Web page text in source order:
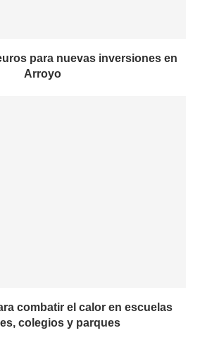
para nuevas inversiones en
Arroyo
combatir el calor en escuelas
colegios y parques